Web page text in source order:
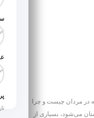
مردان چیست و چرا
می‌شود، بسیاری از